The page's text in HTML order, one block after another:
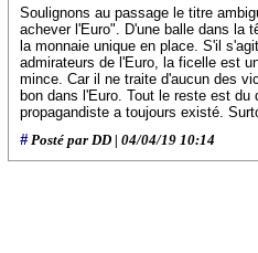
Soulignons au passage le titre
achever l'Euro". D'une balle dans la
la monnaie unique en place. S'il
admirateurs de l'Euro, la ficelle est
mince. Car il ne traite d'aucun des
bon dans l'Euro. Tout le reste est du
propagandiste a toujours existé.
#Posté par DD | 04/04/19 10:14